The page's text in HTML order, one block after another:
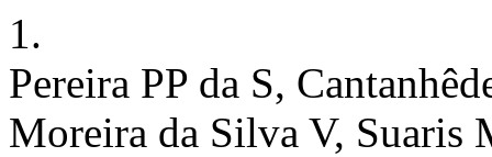
1.
Pereira PP da S,
Moreira da Silva V, Suaris